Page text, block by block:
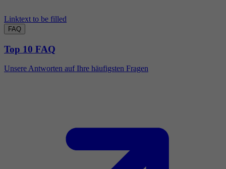
Linktext to be filled
FAQ
Top 10 FAQ
Unsere Antworten auf Ihre häufigsten Fragen